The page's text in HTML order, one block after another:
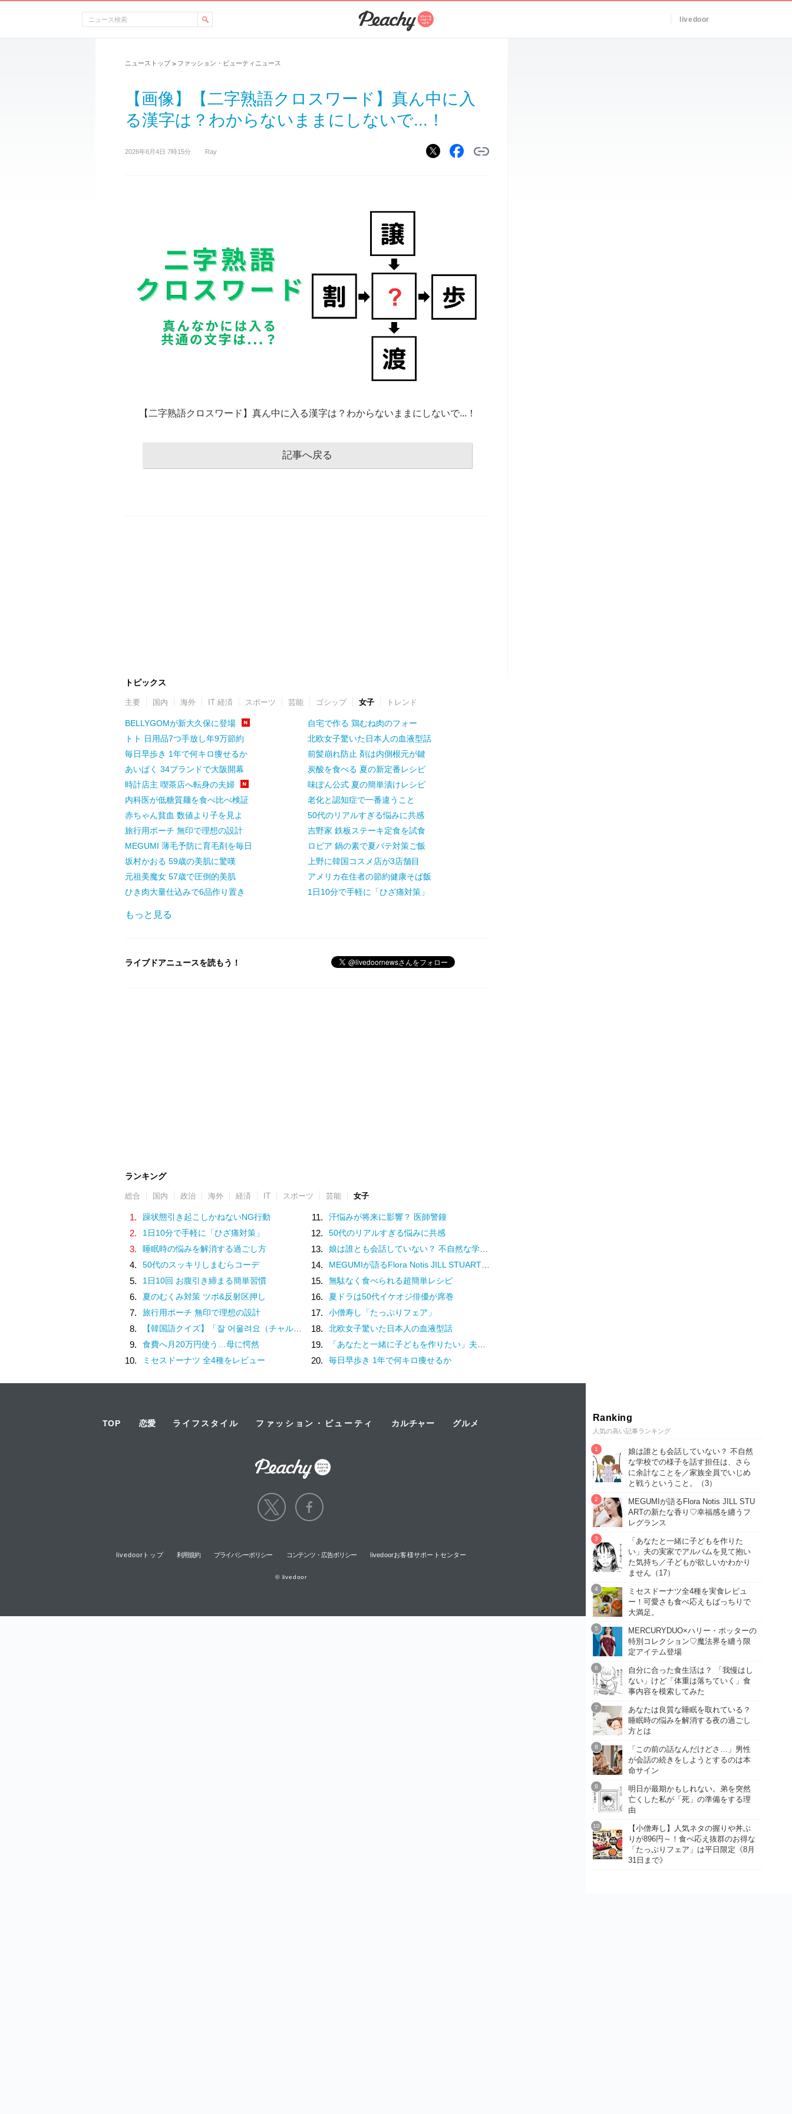
livedoor
ニューストップ > ファッション・ビューティニュース
【画像】【二字熟語クロスワード】真ん中に入
る漢字は？わからないままにしないで...！
2026年6月4日 7時15分 Ray
【二字熟語クロスワード】真ん中に入る漢字は？わからないままにしないで...！
記事へ戻る
トピックス
主要 国内 海外 IT 経済 スポーツ 芸能 ゴシップ 女子 トレンド
BELLYGOMが新大久保に登場
トト 日用品7つ手放し年9万節約
毎日早歩き 1年で何キロ痩せるか
あいぱく 34ブランドで大阪開幕
時計店主 喫茶店へ転身の夫婦
内科医が低糖質麺を食べ比べ検証
赤ちゃん貧血 数値より子を見よ
旅行用ポーチ 無印で理想の設計
MEGUMI 薄毛予防に育毛剤を毎日
坂村かおる 59歳の美肌に驚嘆
元祖美魔女 57歳で圧倒的美肌
ひき肉大量仕込みで6品作り置き
自宅で作る 鶏むね肉のフォー
北欧女子驚いた日本人の血液型話
前髪崩れ防止 剤は内側根元が鍵
炭酸を食べる 夏の新定番レシピ
味ぽん公式 夏の簡単漬けレシピ
老化と認知症で一番違うこと
50代のリアルすぎる悩みに共感
吉野家 鉄板ステーキ定食を試食
ロピア 鍋の素で夏バテ対策ご飯
上野に韓国コスメ店が3店舗目
アメリカ在住者の節約健康そば飯
1日10分で手軽に「ひざ痛対策」
もっと見る
ライブドアニュースを読もう！
ランキング
総合 国内 政治 海外 経済 IT スポーツ 芸能 女子
1. 躁状態引き起こしかねないNG行動
2. 1日10分で手軽に「ひざ痛対策」
3. 睡眠時の悩みを解消する過ごし方
4. 50代のスッキリしまむらコーデ
5. 1日10回 お腹引き締まる簡単習慣
6. 夏のむくみ対策 ツボ&反射区押し
7. 旅行用ポーチ 無印で理想の設計
8. 【韓国語クイズ】「잘 어울려요（チャル オウルリョヨ）」の意味は？褒め言葉です♡
9. 食費へ月20万円使う…母に愕然
10. ミセスドーナツ 全4種をレビュー
11. 汗悩みが将来に影響？ 医師警鐘
12. 50代のリアルすぎる悩みに共感
13. 娘は誰とも会話していない？ 不自然な学校での様子を話す担任は、さらに余計なことを／家族全員でいじめと戦うということ。（3）
14. MEGUMIが語るFlora Notis JILL STUARTの新たな香り♡幸福感を纏うフレグランス
15. 無駄なく食べられる超簡単レシピ
16. 夏ドラは50代イケオジ俳優が席巻
17. 小僧寿し「たっぷりフェア」
18. 北欧女子驚いた日本人の血液型話
19. 「あなたと一緒に子どもを作りたい」夫の実家でアルバムを見て抱いた気持ち／子どもが欲しいかわかりません（17）
20. 毎日早歩き 1年で何キロ痩せるか
Ranking
人気の高い記事ランキング
娘は誰とも会話していない？ 不自然
な学校での様子を話す担任は、さら
に余計なことを／家族全員でいじめ
と戦うということ。（3）
MEGUMIが語るFlora Notis JILL STU
ARTの新たな香り♡幸福感を纏うフ
レグランス
「あなたと一緒に子どもを作りた
い」夫の実家でアルバムを見て抱い
た気持ち／子どもが欲しいかわかり
ません（17）
ミセスドーナツ全4種を実食レビュ
ー！可愛さも食べ応えもばっちりで
大満足。
MERCURYDUO×ハリー・ポッターの
特別コレクション♡魔法界を纏う限
定アイテム登場
自分に合った食生活は？ 「我慢はし
ない」けど「体重は落ちていく」食
事内容を模索してみた
あなたは良質な睡眠を取れている？
睡眠時の悩みを解消する夜の過ごし
方とは
「この前の話なんだけどさ…」男性
が会話の続きをしようとするのは本
命サイン
明日が最期かもしれない。弟を突然
亡くした私が「死」の準備をする理
由
【小僧寿し】人気ネタの握りや丼ぶ
りが896円～！食べ応え抜群のお得な
「たっぷりフェア」は平日限定《8月
31日まで》
TOP 恋愛 ライフスタイル ファッション・ビューティ カルチャー グルメ
livedoorトップ 利用規約 プライバシーポリシー コンテンツ・広告ポリシー livedoorお客様サポートセンター
© livedoor